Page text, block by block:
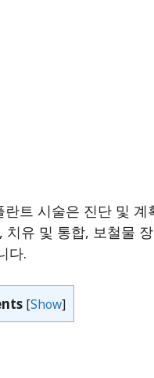
란트 시술은 진단 및 계
치유 및 통합, 보철물
다.
[Show]